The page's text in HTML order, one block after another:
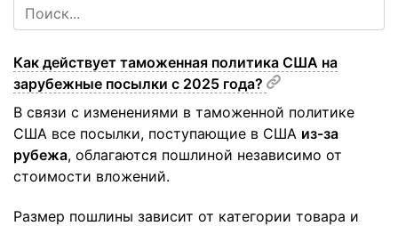
​Как действует таможенная политика США на
зарубежные посылки с 2025 года?
В связи с изменениями в таможенной политике
США все посылки, поступающие в США из-за
рубежа, облагаются пошлиной независимо от
стоимости вложений.
Размер пошлины зависит от категории товара и